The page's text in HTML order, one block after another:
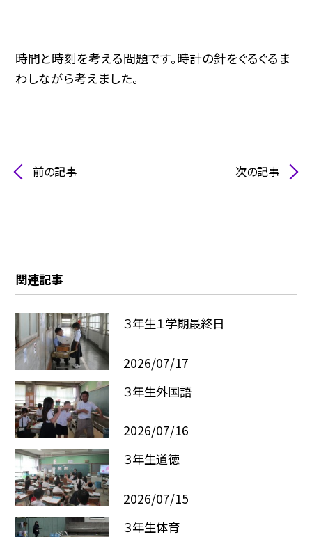
時間と時刻を考える問題です。時計の針をぐるぐるま
わしながら考えました。
前の記事 次の記事
関連記事
３年生１学期最終日
2026/07/17
３年生外国語
2026/07/16
３年生道徳
2026/07/15
３年生体育